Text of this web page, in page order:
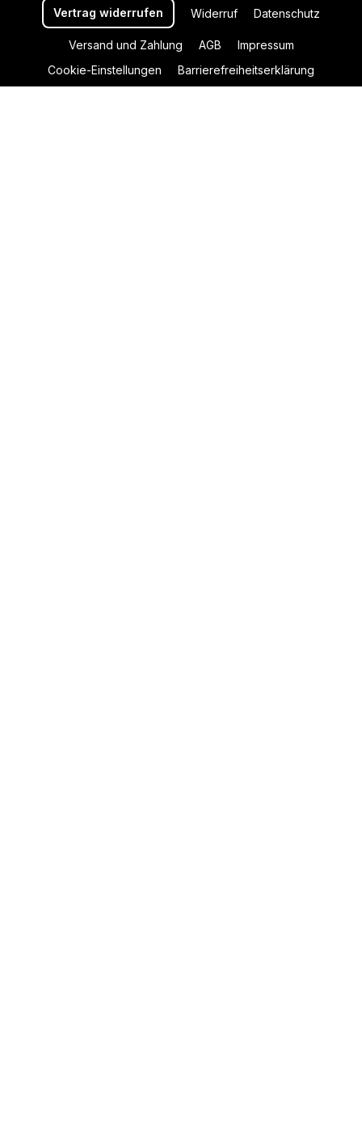
Vertrag widerrufen Widerruf Datenschutz
Versand und Zahlung AGB
Impressum
Cookie-Einstellungen
Barrierefreiheitserklärung